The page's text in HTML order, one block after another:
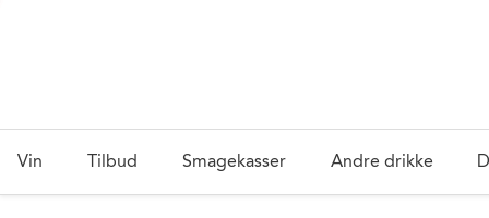
Vin Tilbud Smagekasser Andre drikke